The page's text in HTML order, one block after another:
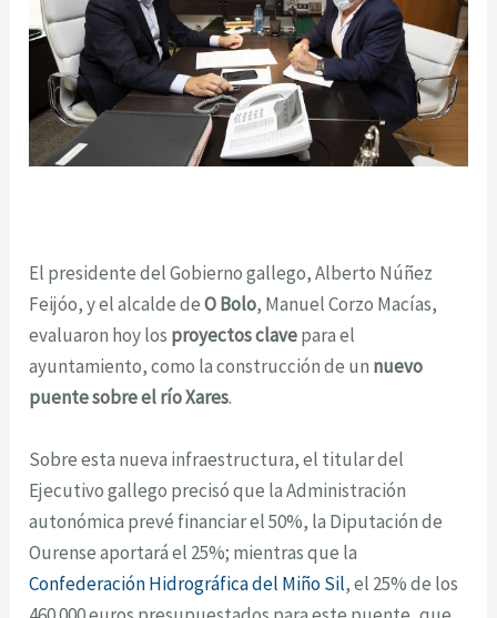
El presidente del Gobierno gallego, Alberto Núñez
Feijóo, y el alcalde deO Bolo, Manuel Corzo Macías,
evaluaron hoy los proyectos clavepara el
ayuntamiento, como la construcción de un nuevo
puente sobre el río Xares.
Sobre esta nueva infraestructura, el titular del
Ejecutivo gallego precisó que la Administración
autonómica prevé financiar el 50%, la Diputación de
Ourense aportará el 25%; mientras que la
Confederación Hidrográfica del Miño Sil, el 25% de los